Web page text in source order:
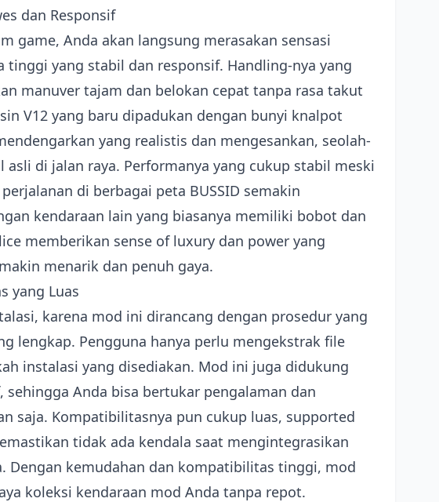
dan Responsif
game, Anda akan langsung merasakan sensasi
yang stabil dan responsif. Handling-nya yang
manuver tajam dan belokan cepat tanpa rasa takut
V12 yang baru dipadukan dengan bunyi knalpot
yang realistis dan mengesankan, seolah-
di jalan raya. Performanya yang cukup stabil meski
di berbagai peta BUSSID semakin
kendaraan lain yang biasanya memiliki bobot dan
memberikan sense of luxury dan power yang
menarik dan penuh gaya.
yang Luas
karena mod ini dirancang dengan prosedur yang
lengkap. Pengguna hanya perlu mengekstrak file
instalasi yang disediakan. Mod ini juga didukung
sehingga Anda bisa bertukar pengalaman dan
saja. Kompatibilitasnya pun cukup luas, supported
tidak ada kendala saat mengintegrasikan
Dengan kemudahan dan kompatibilitas tinggi, mod
koleksi kendaraan mod Anda tanpa repot.